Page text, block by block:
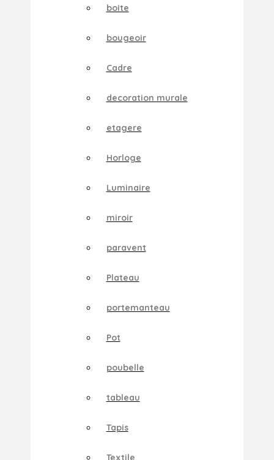
boite
bougeoir
Cadre
decoration murale
etagere
Horloge
Luminaire
miroir
paravent
Plateau
portemanteau
Pot
poubelle
tableau
Tapis
Textile